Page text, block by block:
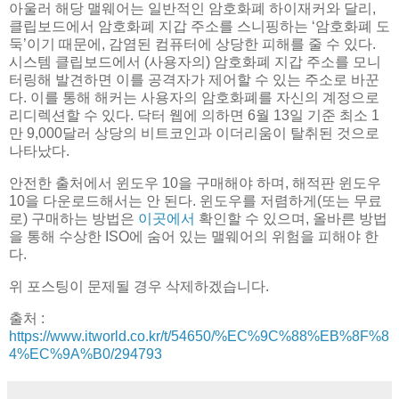
아울러 해당 맬웨어는 일반적인 암호화폐 하이재커와 달리,
클립보드에서 암호화폐 지갑 주소를 스니핑하는 ‘암호화폐 도
둑’이기 때문에, 감염된 컴퓨터에 상당한 피해를 줄 수 있다.
시스템 클립보드에서 (사용자의) 암호화폐 지갑 주소를 모니
터링해 발견하면 이를 공격자가 제어할 수 있는 주소로 바꾼
다. 이를 통해 해커는 사용자의 암호화폐를 자신의 계정으로
리디렉션할 수 있다. 닥터 웹에 의하면 6월 13일 기준 최소 1
만 9,000달러 상당의 비트코인과 이더리움이 탈취된 것으로
나타났다.
안전한 출처에서 윈도우 10을 구매해야 하며, 해적판 윈도우
10을 다운로드해서는 안 된다. 윈도우를 저렴하게(또는 무료
로) 구매하는 방법은 이곳에서 확인할 수 있으며, 올바른 방법
을 통해 수상한 ISO에 숨어 있는 맬웨어의 위험을 피해야 한
다.
위 포스팅이 문제될 경우 삭제하겠습니다.
출처 :
https://www.itworld.co.kr/t/54650/%EC%9C%88%EB%8F%8
4%EC%9A%B0/294793